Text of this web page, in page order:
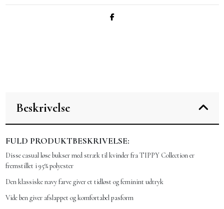
Beskrivelse
FULD PRODUKTBESKRIVELSE:
Disse casual løse bukser med stræk til kvinder fra TIPPY Collection er
fremstillet i 95% polyester
Den klassiske navy farve giver et tidløst og feminint udtryk
Vide ben giver afslappet og komfortabel pasform